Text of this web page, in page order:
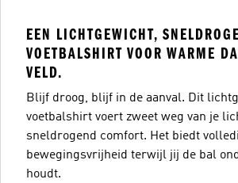
EEN LICHTGEWICHT,
VOETBALSHIRT VOOR WARME
VELD.
Blijf droog, blijf in de aanval. Dit
voetbalshirt voert zweet weg van je
sneldrogend comfort. Het biedt
bewegingsvrijheid terwijl jij de bal
houdt.